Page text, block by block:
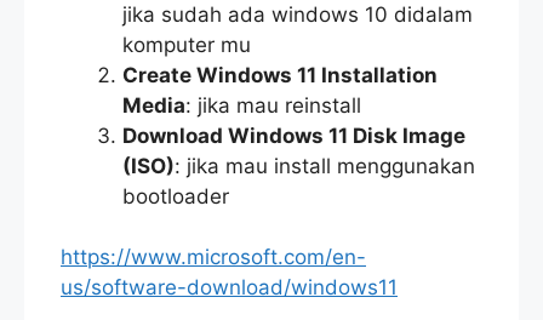
jika sudah ada windows 10 didalam
komputer mu
Create Windows 11 Installation
Media: jika mau reinstall
Download Windows 11 Disk Image
(ISO): jika mau install menggunakan
bootloader
https://www.microsoft.com/en-
us/software-download/windows11